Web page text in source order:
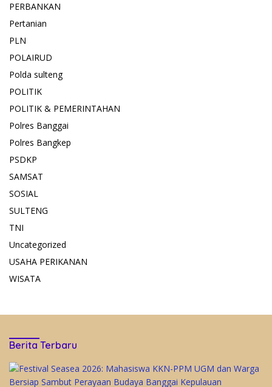
PERBANKAN
Pertanian
PLN
POLAIRUD
Polda sulteng
POLITIK
POLITIK & PEMERINTAHAN
Polres Banggai
Polres Bangkep
PSDKP
SAMSAT
SOSIAL
SULTENG
TNI
Uncategorized
USAHA PERIKANAN
WISATA
Berita Terbaru